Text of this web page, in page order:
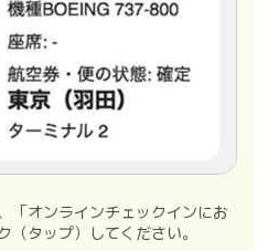
「オンラインチェックインにお
タップ）してください。